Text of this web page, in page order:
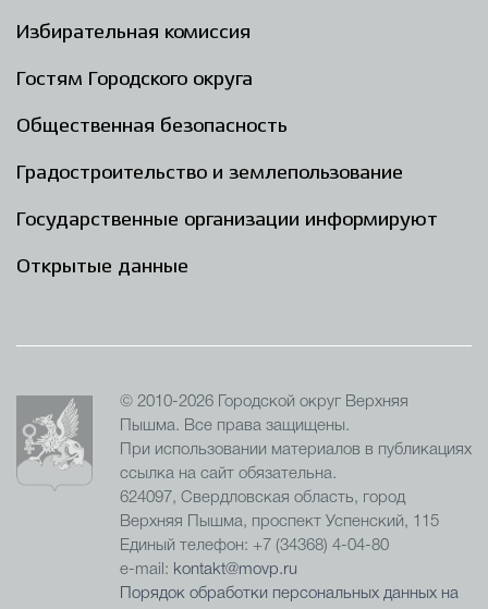
Избирательная комиссия
Гостям Городского округа
Общественная безопасность
Градостроительство и землепользование
Государственные организации информируют
Открытые данные
© 2010-2026 Городской округ Верхняя
Пышма. Все права защищены.
При использовании материалов в публикациях
ссылка на сайт обязательна.
624097, Свердловская область, город
Верхняя Пышма, проспект Успенский, 115
Единый телефон: +7 (34368) 4-04-80
e-mail: kontakt@movp.ru
Порядок обработки персональных данных на